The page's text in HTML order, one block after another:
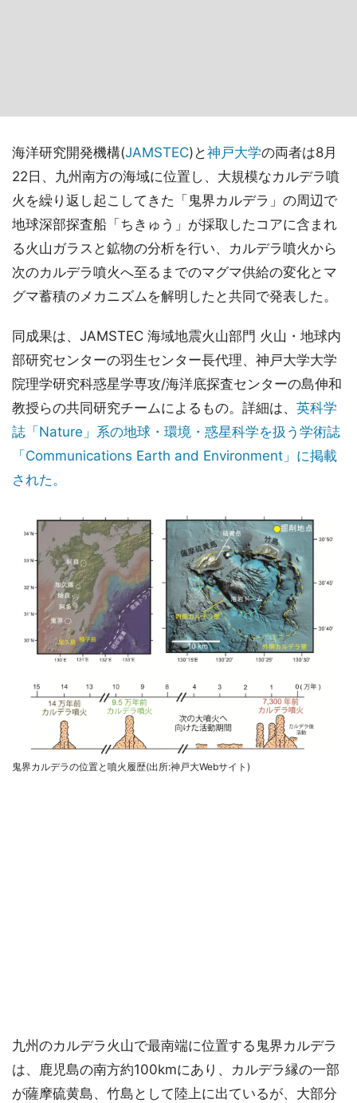
海洋研究開発機構(JAMSTEC)と神戸大学の両者は8月
22日、九州南方の海域に位置し、大規模なカルデラ噴
火を繰り返し起こしてきた「鬼界カルデラ」の周辺で
地球深部探査船「ちきゅう」が採取したコアに含まれ
る火山ガラスと鉱物の分析を行い、カルデラ噴火から
次のカルデラ噴火へ至るまでのマグマ供給の変化とマ
グマ蓄積のメカニズムを解明したと共同で発表した。
同成果は、JAMSTEC 海域地震火山部門 火山・地球内
部研究センターの羽生センター長代理、神戸大学大学
院理学研究科惑星学専攻/海洋底探査センターの島伸和
教授らの共同研究チームによるもの。詳細は、 英科学
誌「Nature」系の地球・環境・惑星科学を扱う学術誌
「Communications Earth and Environment」に掲載
された。
鬼界カルデラの位置と噴火履歴(出所:神戸大Webサイト)
九州のカルデラ火山で最南端に位置する鬼界カルデラ
は、鹿児島の南方約100kmにあり、カルデラ縁の一部
が薩摩硫黄島、竹島として陸上に出ているが、大部分